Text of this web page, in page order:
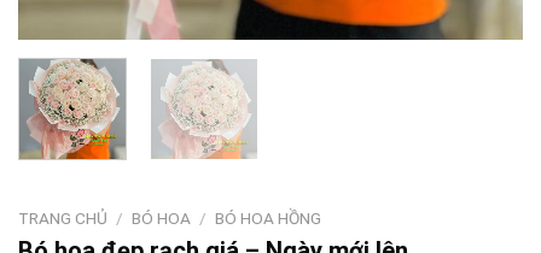
TRANG CHỦ / BÓ HOA / BÓ HOA HỒNG